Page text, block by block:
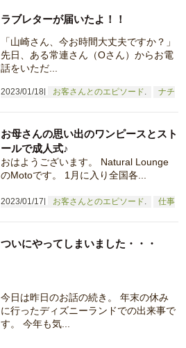
2023/01/18 お客さんとのエピソード
ナチ
ラブレターが届いたよ！！
「山崎さん、今お時間大丈夫ですか？」
先日、ある常連さん（Oさん）からお電
話をいただ...
2023/01/17 お客さんとのエピソード
仕事
お母さんの思い出のワンピースとスト
ールで成人式♪
おはようございます。 Natural Lounge
のMotoです。 1月に入り全国各...
ついにやってしまいました・・・
今日は昨日のお話の続き。 年末の休み
に行ったディズニーランドでの出来事で
す。 今年も気...